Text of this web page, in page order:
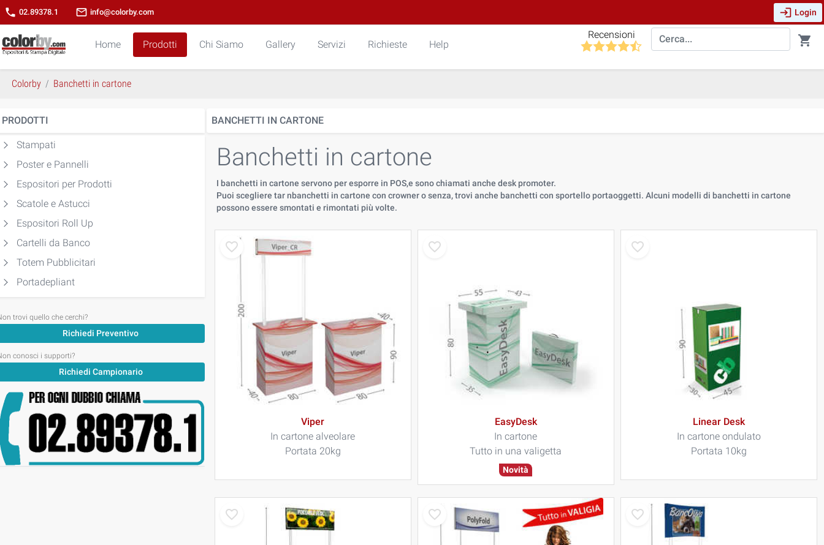
phone 02.89378.1 mail_outline info@colorby.com login Login
Home Prodotti Chi Siamo Gallery Servizi Richieste Help
Recensioni shopping_cart
Colorby Banchetti in cartone
PRODOTTI
Stampati
Poster e Pannelli
Espositori per Prodotti
Scatole e Astucci
Espositori Roll Up
Cartelli da Banco
Totem Pubblicitari
Portadepliant
trovi quello che cerchi?
Richiedi Preventivo
conosci i supporti?
Richiedi Campionario
BANCHETTI IN CARTONE
Banchetti in cartone
I banchetti in cartone servono per esporre in POS,e sono chiamati anche desk promoter.
Puoi scegliere tar nbanchetti in cartone con crowner o senza, trovi anche banchetti con sportello portaoggetti. Alcuni modelli di banchetti in cartone
possono essere smontati e rimontati più volte.
Viper
In cartone alveolare
Portata 20kg
EasyDesk
In cartone
Tutto in una valigetta
Novità
Linear Desk
In cartone ondulato
Portata 10kg